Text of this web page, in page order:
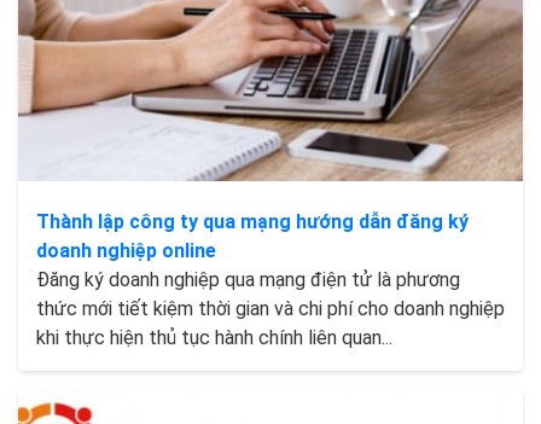
Thành lập công ty qua mạng hướng dẫn đăng ký
doanh nghiệp online
Đăng ký doanh nghiệp qua mạng điện tử là phương
thức mới tiết kiệm thời gian và chi phí cho doanh nghiệp
khi thực hiện thủ tục hành chính liên quan...